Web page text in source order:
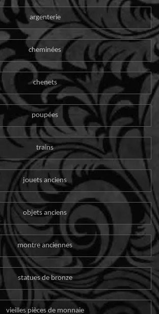
argenterie
cheminées
chenets
poupées
trains
jouets anciens
objets anciens
montre anciennes
statues de bronze
vieilles pièces de monnaie